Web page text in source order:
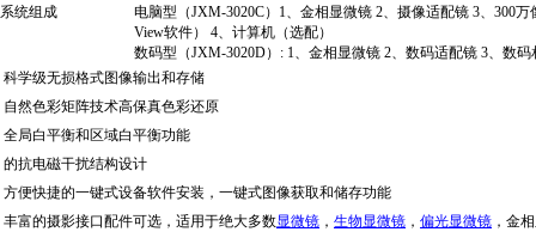
系统组成
电脑型（JXM-3020C） 1、金相显微镜 2、摄像适配镜3、300万
View软件） 4、计算机 （选配）
数码型 （JXM-3020D）: 1、金相显微镜 2、数码适配镜3、数码
科学级无损格式图像输出和存储
自然色彩矩阵技术高保真色彩还原
全局白平衡和区域白平衡功能
的抗电磁干扰结构设计
方便快捷的一键式设备软件安装，一键式图像获取和储存功能
丰富的摄影接口配件可选，适用于绝大多数显微镜 ， 生物显微镜 ， 偏光显微镜 ，金